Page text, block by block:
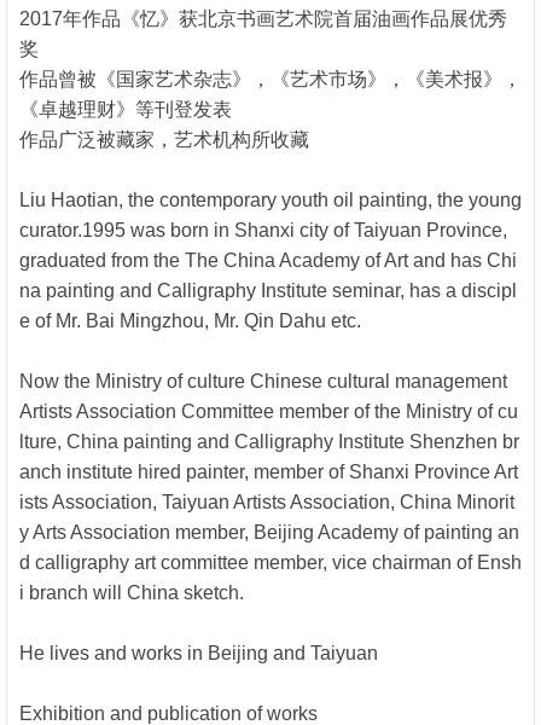
2017年作品《忆》获北京书画艺术院首届油画作品展优秀
奖
作品曾被《国家艺术杂志》，《艺术市场》，《美术报》，
《卓越理财》等刊登发表
作品广泛被藏家，艺术机构所收藏
Liu Haotian, the contemporary youth oil painting, the young
curator.1995 was born in Shanxi city of Taiyuan Province,
graduated from the The China Academy of Art and has Chi
na painting and Calligraphy Institute seminar, has a discipl
e of Mr. Bai Mingzhou, Mr. Qin Dahu etc.
Now the Ministry of culture Chinese cultural management
Artists Association Committee member of the Ministry of cu
lture, China painting and Calligraphy Institute Shenzhen br
anch institute hired painter, member of Shanxi Province Art
ists Association, Taiyuan Artists Association, China Minorit
y Arts Association member, Beijing Academy of painting an
d calligraphy art committee member, vice chairman of Ensh
i branch will China sketch.
He lives and works in Beijing and Taiyuan
Exhibition and publication of works